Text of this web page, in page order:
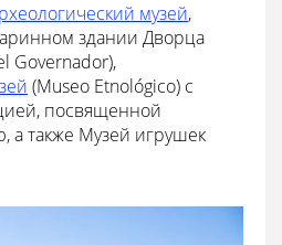
музей,
здании Дворца
Governador),
(Museo Etnológico) с
посвященной
а также Музей игрушек